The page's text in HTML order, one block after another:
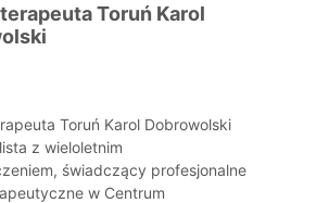
Toruń Karol
Toruń Karol Dobrowolski
z wieloletnim
świadczący profesjonalne
w Centrum